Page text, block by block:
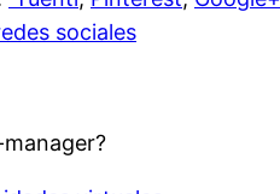
sociales